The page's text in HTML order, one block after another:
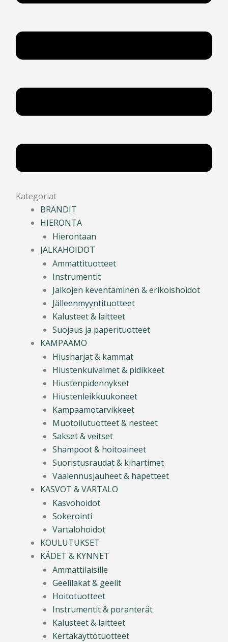
Kategoriat
BRÄNDIT
HIERONTA
Hierontaan
JALKAHOIDOT
Ammattituotteet
Instrumentit
Jalkojen keventäminen & erikoishoidot
Jälleenmyyntituotteet
Kalusteet & laitteet
Suojaus ja paperituotteet
KAMPAAMO
Hiusharjat & kammat
Hiustenkuivaimet & pidikkeet
Hiustenpidennykset
Hiustenleikkuukoneet
Kampaamotarvikkeet
Muotoilutuotteet & nesteet
Sakset & veitset
Shampoot & hoitoaineet
Suoristusraudat & kihartimet
Vaalennusjauheet & hapetteet
KASVOT & VARTALO
Kasvohoidot
Sokerointi
Vartalohoidot
KOULUTUKSET
KÄDET & KYNNET
Ammattilaisille
Geelilakat & geelit
Hoitotuotteet
Instrumentit & poranterät
Kalusteet & laitteet
Kertakäyttötuotteet